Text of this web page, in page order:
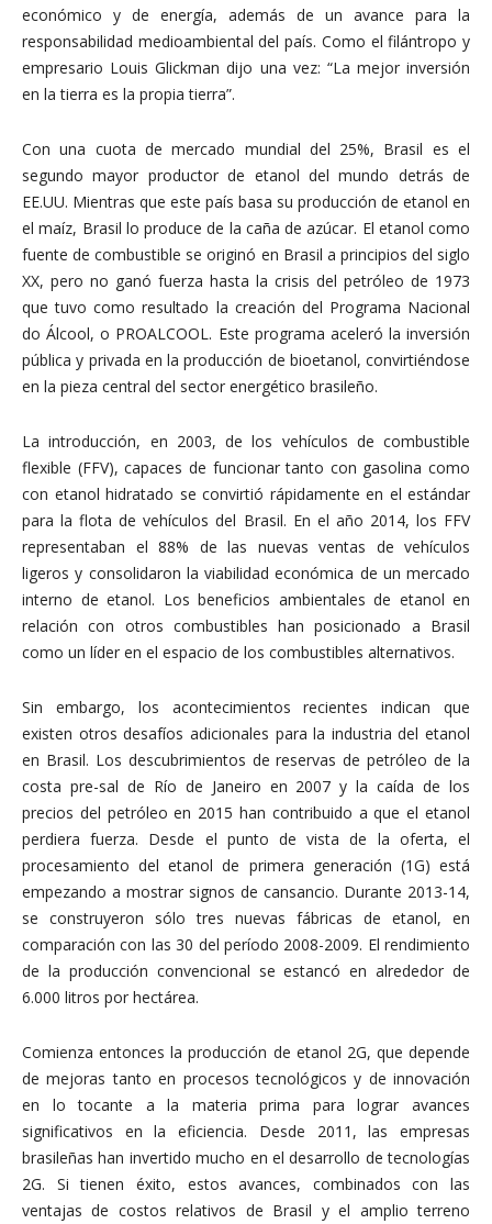
económico y de energía, además de un avance para la
responsabilidad medioambiental del país. Como el filántropo y
empresario Louis Glickman dijo una vez: “La mejor inversión
en la tierra es la propia tierra”.
Con una cuota de mercado mundial del 25%, Brasil es el
segundo mayor productor de etanol del mundo detrás de
EE.UU. Mientras que este país basa su producción de etanol en
el maíz, Brasil lo produce de la caña de azúcar. El etanol como
fuente de combustible se originó en Brasil a principios del siglo
XX, pero no ganó fuerza hasta la crisis del petróleo de 1973
que tuvo como resultado la creación del Programa Nacional
do Álcool, o PROALCOOL. Este programa aceleró la inversión
pública y privada en la producción de bioetanol, convirtiéndose
en la pieza central del sector energético brasileño.
La introducción, en 2003, de los vehículos de combustible
flexible (FFV), capaces de funcionar tanto con gasolina como
con etanol hidratado se convirtió rápidamente en el estándar
para la flota de vehículos del Brasil. En el año 2014, los FFV
representaban el 88% de las nuevas ventas de vehículos
ligeros y consolidaron la viabilidad económica de un mercado
interno de etanol. Los beneficios ambientales de etanol en
relación con otros combustibles han posicionado a Brasil
como un líder en el espacio de los combustibles alternativos.
Sin embargo, los acontecimientos recientes indican que
existen otros desafíos adicionales para la industria del etanol
en Brasil. Los descubrimientos de reservas de petróleo de la
costa pre-sal de Río de Janeiro en 2007 y la caída de los
precios del petróleo en 2015 han contribuido a que el etanol
perdiera fuerza. Desde el punto de vista de la oferta, el
procesamiento del etanol de primera generación (1G) está
empezando a mostrar signos de cansancio. Durante 2013-14,
se construyeron sólo tres nuevas fábricas de etanol, en
comparación con las 30 del período 2008-2009. El rendimiento
de la producción convencional se estancó en alrededor de
6.000 litros por hectárea.
Comienza entonces la producción de etanol 2G, que depende
de mejoras tanto en procesos tecnológicos y de innovación
en lo tocante a la materia prima para lograr avances
significativos en la eficiencia. Desde 2011, las empresas
brasileñas han invertido mucho en el desarrollo de tecnologías
2G. Si tienen éxito, estos avances, combinados con las
ventajas de costos relativos de Brasil y el amplio terreno